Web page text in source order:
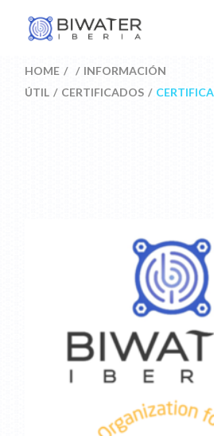
HOME
INFORMACIÓN
ÚTIL
CERTIFICADOS